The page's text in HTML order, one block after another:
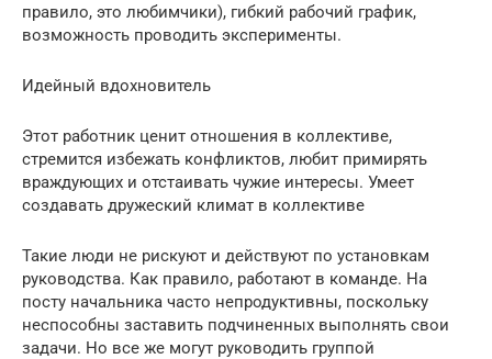
правило, это любимчики), гибкий рабочий график,
возможность проводить эксперименты.
Идейный вдохновитель
Этот работник ценит отношения в коллективе,
стремится избежать конфликтов, любит примирять
враждующих и отстаивать чужие интересы. Умеет
создавать дружеский климат в коллективе
Такие люди не рискуют и действуют по установкам
руководства. Как правило, работают в команде. На
посту начальника часто непродуктивны, поскольку
неспособны заставить подчиненных выполнять свои
задачи. Но все же могут руководить группой